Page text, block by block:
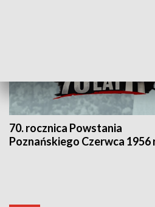
70. rocznica Powstania
Poznańskiego Czerwca 1956